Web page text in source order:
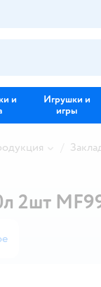
и
Игрушки и
игры
2шт